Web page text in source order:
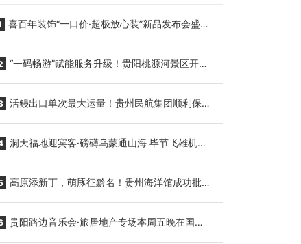
喜百年装饰“一口价·超极放心装”新品发布会盛大
“一码畅游”赋能服务升级！贵阳桃源河景区开
活鳗出口单次最大运量！贵州民航集团顺利保障
洞天福地迎宾客·磅礴乌蒙通山海 毕节飞雄机场
高原添新丁，萌豚征黔名！贵州海洋馆成功批量
贵阳路边音乐会·旅居地产专场本周五晚在国际